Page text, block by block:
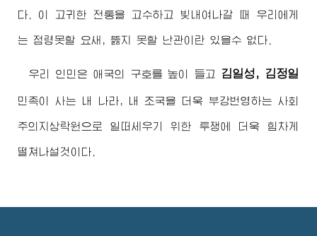
다. 이 고귀한 전통을 고수하고 빛내여나갈 때 우리에게
는 점령못할 요새, 뚫지 못할 난관이란 있을수 없다.
우리 인민은 애국의 구호를 높이 들고 김일성, 김정일
민족이 사는 내 나라, 내 조국을 더욱 부강번영하는 사회
주의지상락원으로 일떠세우기 위한 투쟁에 더욱 힘차게
떨쳐나설것이다.